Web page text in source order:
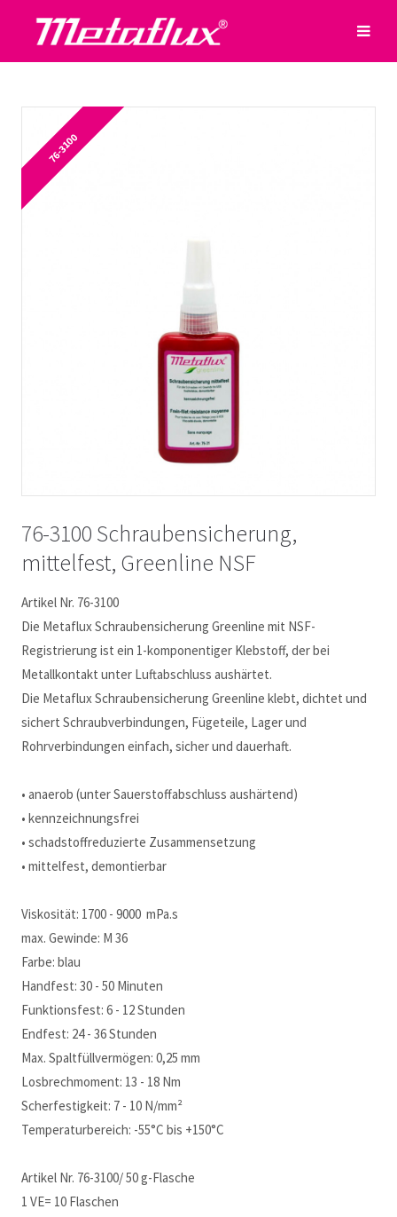
76-3100
76-3100 Schraubensicherung,
mittelfest, Greenline NSF
Artikel Nr. 76-3100
Die Metaflux Schraubensicherung Greenline mit NSF-
Registrierung ist ein 1-komponentiger Klebstoff, der bei
Metallkontakt unter Luftabschluss aushärtet.
Die Metaflux Schraubensicherung Greenline klebt, dichtet und
sichert Schraubverbindungen, Fügeteile, Lager und
Rohrverbindungen einfach, sicher und dauerhaft.
• anaerob (unter Sauerstoffabschluss aushärtend)
• kennzeichnungsfrei
• schadstoffreduzierte Zusammensetzung
• mittelfest, demontierbar
Viskosität: 1700 - 9000 mPa.s
max. Gewinde: M 36
Farbe: blau
Handfest: 30 - 50 Minuten
Funktionsfest: 6 - 12 Stunden
Endfest: 24 - 36 Stunden
Max. Spaltfüllvermögen: 0,25 mm
Losbrechmoment: 13 - 18 Nm
Scherfestigkeit: 7 - 10 N/mm²
Temperaturbereich: -55°C bis +150°C
Artikel Nr. 76-3100/ 50 g-Flasche
1 VE= 10 Flaschen